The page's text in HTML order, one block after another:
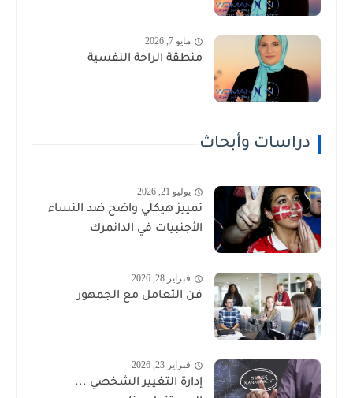
مايو 7, 2026
منطقة الراحة النفسية
دراسات وأبحاث
يوليو 21, 2026
تمييز هيكلي واضح ضد النساء
الأجنبيات في الدانمرك
فبراير 28, 2026
فن التعامل مع الجمهور
فبراير 23, 2026
إدارة التغيير الشخصي ...